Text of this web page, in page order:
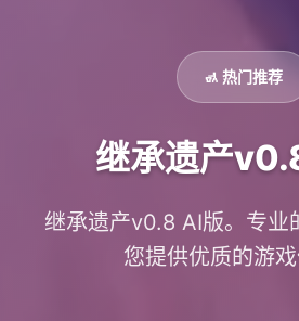
🚮 热门推荐
继承遗产
继承遗产v0.8 AI版。专业
您提供优质的游戏